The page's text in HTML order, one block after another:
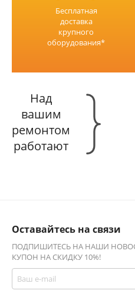
Бесплатная
доставка
крупного
оборудования*
Над
вашим
ремонтом
работают
Оставайтесь на связи
ПОДПИШИТЕСЬ НА НАШИ
КУПОН НА СКИДКУ 10%!